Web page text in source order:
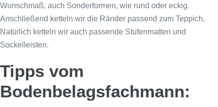
Wunschmaß, auch Sonderformen, wie rund oder eckig.
Anschließend ketteln wir die Ränder passend zum Teppich.
Natürlich ketteln wir auch passende Stufenmatten und
Sockelleisten.
Tipps vom
Bodenbelagsfachmann: